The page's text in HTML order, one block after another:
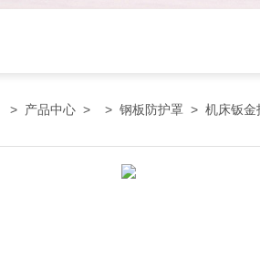
> 产品中心 > > 钢板防护罩 > 机床钣金